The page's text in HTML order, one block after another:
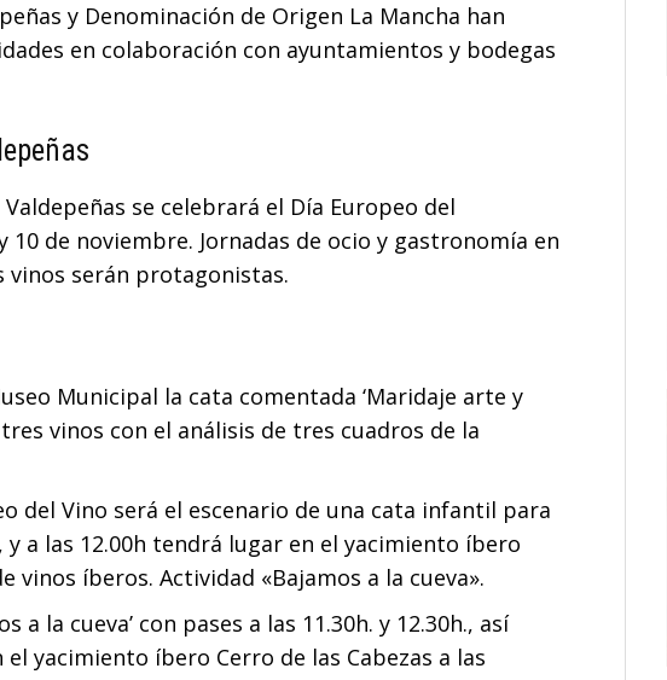
y Denominación de Origen La Mancha han
en colaboración con ayuntamientos y bodegas
se celebrará el Día Europeo del
de noviembre. Jornadas de ocio y gastronomía en
vinos serán protagonistas.
Municipal la cata comentada ‘Maridaje arte y
vinos con el análisis de tres cuadros de la
del Vino será el escenario de una cata infantil para
a las 12.00h tendrá lugar en el yacimiento íbero
vinos íberos. Actividad «Bajamos a la cueva».
a la cueva’ con pases a las 11.30h. y 12.30h., así
yacimiento íbero Cerro de las Cabezas a las